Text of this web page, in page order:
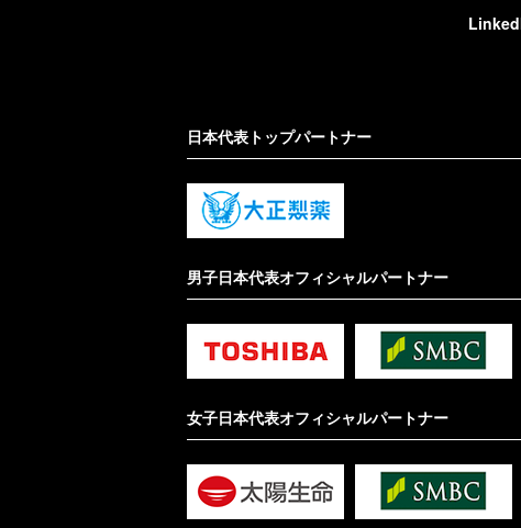
日本代表トップパートナー
男子日本代表オフィシャルパートナー
女子日本代表オフィシャルパートナー